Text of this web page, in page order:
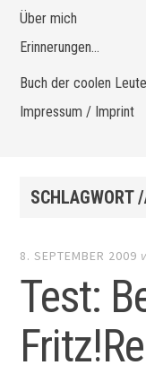
Über mich
Erinnerungen…
Buch der coolen Leute
Impressum / Imprint
SCHLAGWORT
8. SEPTEMBER 2009
Test: